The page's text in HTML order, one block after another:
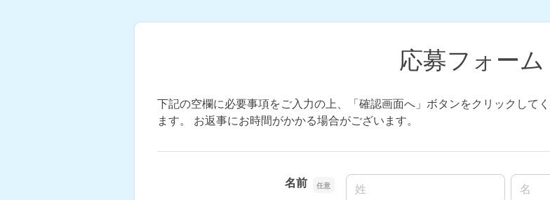
応募フォーム
下記の空欄に必要事項をご入力の上、「確認画面へ」ボタンをクリックして
ます。 お返事にお時間がかかる場合がございます。
名前 名前の姓 名前の名